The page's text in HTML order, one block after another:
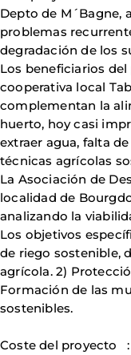
Depto de M´Bagne,
problemas
degradación de los
Los beneficiarios
cooperativa local
complementan la
huerto, hoy casi
extraer agua, falta
técnicas agrícolas
La Asociación de
localidad de
analizando la
Los objetivos
de riego sostenible,
agrícola. 2)
Formación de las
sostenibles.
Coste del proyecto :